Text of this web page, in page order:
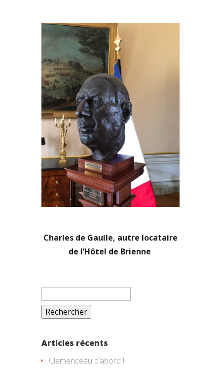
Charles de Gaulle, autre locataire
de l’Hôtel de Brienne
Rechercher :
Articles récents
Clemenceau d’abord !